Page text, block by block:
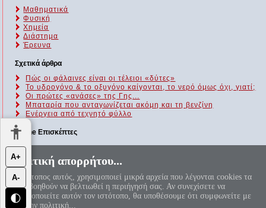
Μαθηματικά
Φυσική
Χημεία
Διάστημα
Έρευνα
Σχετικά άρθρα
Πώς οι φάλαινες είναι οι τέλειοι «δύτες»
Το υδρογόνο & το οξυγόνο καίγονται, το νερό όμως όχι, γιατί;
Οι πρώτες «ανάσες» της Γης...
Μπαταρία που ανταγωνίζεται ακόμη και τη βενζίνη
Ενέργεια από τεχνητό φύλλο
Online Επισκέπτες
Αυτήν τη στιγμή επισκέπτονται τον ιστότοπό μας 62 guests και
κανένα μέλος
«Αεί ο Θεός ο Μέγας γεωμετρεί, το κύκλου μήκος ίνα
ορίση διαμέτρω, παρήγαγεν αριθμόν απέραντον, καί όν,
φεύ, ουδέποτε όλον θνητοί θα εύρωσι.»
Πολιτική απορρήτου...
Ο ιστότοπος αυτός, χρησιμοποιεί μικρά αρχεία που λέγονται cookies τα
οποία βοηθούν να βελτιωθεί η περιήγησή σας. Αν συνεχίσετε να
χρησιμοποιείτε αυτόν τον ιστότοπο, θα υποθέσουμε ότι συμφωνείτε με
αυτή την πολιτική...
Α+
Α-
🌓